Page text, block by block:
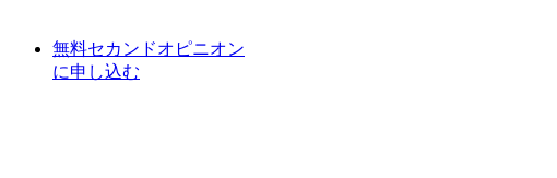
無料セカンドオピニオン
に申し込む